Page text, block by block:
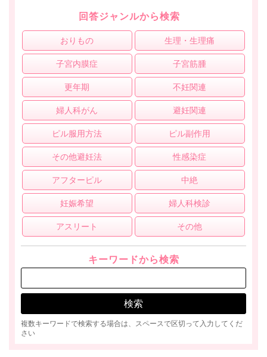
回答ジャンルから検索
おりもの 生理・生理痛
子宮内膜症 子宮筋腫
更年期 不妊関連
婦人科がん 避妊関連
ピル服用方法 ピル副作用
その他避妊法 性感染症
アフターピル 中絶
妊娠希望 婦人科検診
アスリート その他
キーワードから検索
複数キーワードで検索する場合は、スペースで区切って入力してくだ
さい